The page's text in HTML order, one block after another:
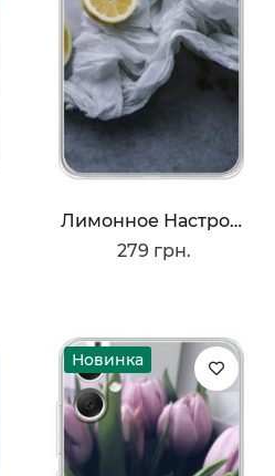
Лимонное Настроение
279 грн.
Новинка